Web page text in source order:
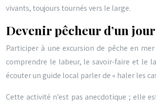
vivants, toujours tournés vers le large.
Devenir pêcheur d’un
Participer à une excursion de pêche en
comprendre le labeur, le savoir-faire et le
écouter un guide local parler de « haler les
Cette activité n’est pas anecdotique ; elle